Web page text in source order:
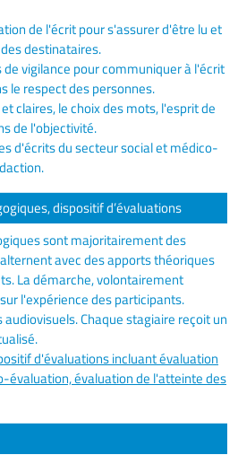
de l'écrit pour s'assurer d'être lu et
destinataires.
vigilance pour communiquer à l'écrit
le respect des personnes.
claires, le choix des mots, l'esprit de
de l'objectivité.
d'écrits du secteur social et médico-
dispositif d’évaluations
sont majoritairement des
avec des apports théoriques
La démarche, volontairement
l'expérience des participants.
Chaque stagiaire reçoit un
d'évaluations incluant évaluation
évaluation, évaluation de l'atteinte des